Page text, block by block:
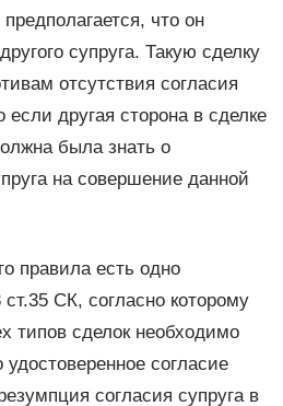
что он
супруга. Такую сделку
отсутствия согласия
если другая сторона в сделке
была знать о
на совершение данной
правила есть одно
СК, согласно которому
типов сделок необходимо
согласие
согласия супруга в